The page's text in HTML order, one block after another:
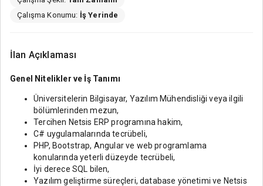
Çalışma Konumu: İş Yerinde
İlan Açıklaması
Genel Nitelikler ve İş Tanımı
Üniversitelerin Bilgisayar, Yazılım Mühendisliği veya ilgili
bölümlerinden mezun,
Tercihen Netsis ERP programına hakim,
C# uygulamalarında tecrübeli,
PHP, Bootstrap, Angular ve web programlama
konularında yeterli düzeyde tecrübeli,
İyi derece SQL bilen,
Yazılım geliştirme süreçleri, database yönetimi ve Netsis